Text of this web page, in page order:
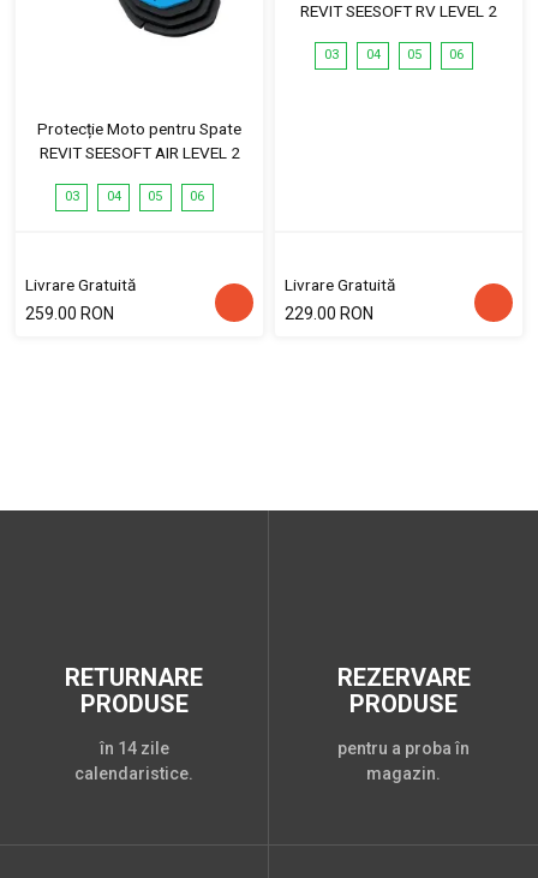
Protecție Moto pentru Spate
REVIT SEESOFT AIR LEVEL 2
03 04 05 06
Livrare Gratuită
259.00 RON
REVIT SEESOFT RV LEVEL 2
03 04 05 06
Livrare Gratuită
229.00 RON
RETURNARE
PRODUSE
în 14 zile
calendaristice.
REZERVARE
PRODUSE
pentru a proba în
magazin.